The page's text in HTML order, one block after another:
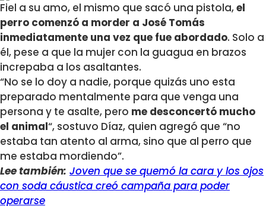
Fiel a su amo, el mismo que sacó una pistola,el
perro comenzó a morder a José Tomás
inmediatamente una vez que fue abordado. Solo a
él, pese a que la mujer con la guagua en brazos
increpaba a los asaltantes.
“No se lo doy a nadie, porque quizás uno esta
preparado mentalmente para que venga una
persona y te asalte, pero me desconcertó mucho
el animal“, sostuvo Díaz, quien agregó que “no
estaba tan atento al arma, sino que al perro que
me estaba mordiendo”.
Lee también: Joven que se quemó la cara y los ojos
con soda cáustica creó campaña para poder
operarse